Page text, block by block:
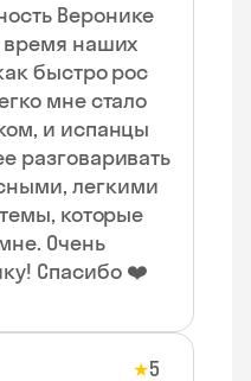
Веронике
время наших
быстро рос
мне стало
и испанцы
разговаривать
легкими
которые
Очень
Спасибо ❤️
★5